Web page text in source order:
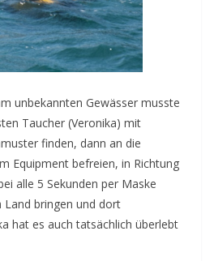
unbekannten Gewässer musste
Taucher (Veronika) mit
finden, dann an die
Equipment befreien, in Richtung
alle 5 Sekunden per Maske
bringen und dort
hat es auch tatsächlich überlebt